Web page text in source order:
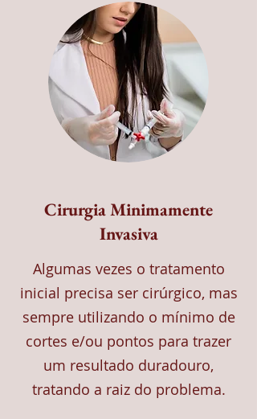
Cirurgia Minimamente
Invasiva
Algumas vezes o tratamento
inicial precisa ser cirúrgico, mas
sempre utilizando o mínimo de
cortes e/ou pontos para trazer
um resultado duradouro,
tratando a raiz do problema.